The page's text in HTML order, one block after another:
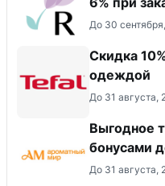
До 30
Скидка
одеждой
До 31 августа,
Выгодное
бонусами
До 31 августа,